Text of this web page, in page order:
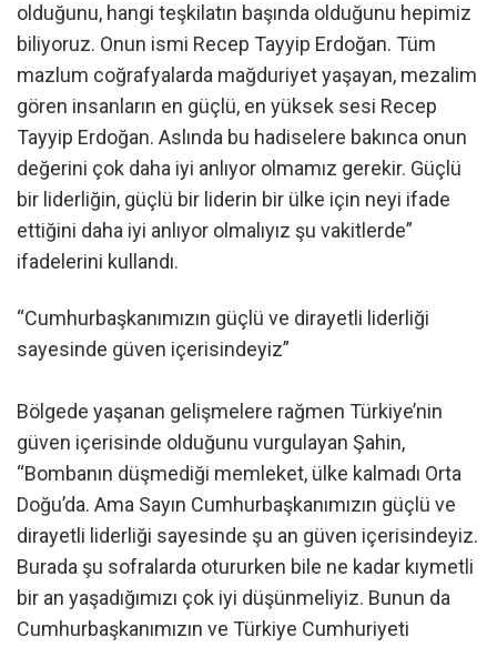
olduğunu, hangi teşkilatın başında olduğunu hepimiz
biliyoruz. Onun ismi Recep Tayyip Erdoğan. Tüm
mazlum coğrafyalarda mağduriyet yaşayan, mezalim
gören insanların en güçlü, en yüksek sesi Recep
Tayyip Erdoğan. Aslında bu hadiselere bakınca onun
değerini çok daha iyi anlıyor olmamız gerekir. Güçlü
bir liderliğin, güçlü bir liderin bir ülke için neyi ifade
ettiğini daha iyi anlıyor olmalıyız şu vakitlerde”
ifadelerini kullandı.
“Cumhurbaşkanımızın güçlü ve dirayetli liderliği
sayesinde güven içerisindeyiz”
Bölgede yaşanan gelişmelere rağmen Türkiye’nin
güven içerisinde olduğunu vurgulayan Şahin,
“Bombanın düşmediği memleket, ülke kalmadı Orta
Doğu’da. Ama Sayın Cumhurbaşkanımızın güçlü ve
dirayetli liderliği sayesinde şu an güven içerisindeyiz.
Burada şu sofralarda otururken bile ne kadar kıymetli
bir an yaşadığımızı çok iyi düşünmeliyiz. Bunun da
Cumhurbaşkanımızın ve Türkiye Cumhuriyeti